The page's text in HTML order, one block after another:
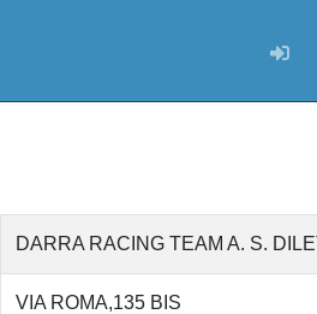
DARRA RACING TEAM A. S.
VIA ROMA,135 BIS